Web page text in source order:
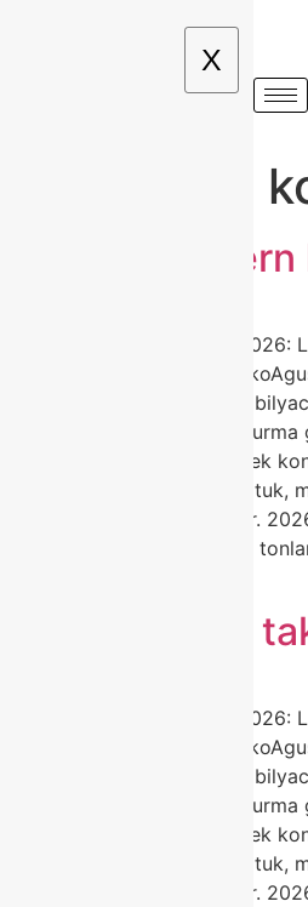
X
bej
Agusto
Agusto Koltuk Modelleri 2026:
Adresi | Classhome
Classhome’un Modoko
olarak ürettiği premium
biridir. Zarif tasarımı, yüksek
malzemeleriyle Agusto koltuk,
favori tercihi haline geliyor.
dokulu kumaşlar, yumuşak
Agusto salon
Agusto Koltuk Modelleri 2026:
Adresi | Classhome
Classhome’un Modoko
olarak ürettiği premium
biridir. Zarif tasarımı, yüksek
malzemeleriyle Agusto koltuk,
favori tercihi haline geliyor.